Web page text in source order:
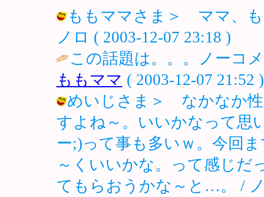
ももママさま＞ ママ、も
ノロ ( 2003-12-07 23:18 )
この話題は。。。ノーコ
ももママ ( 2003-12-07 21:52 )
めいじさま＞ なかなか性
すよね～。いいかなって思
ー;)って事も多いｗ。今回
～くいいかな。って感じだ
てもらおうかな～と…。 / ノ